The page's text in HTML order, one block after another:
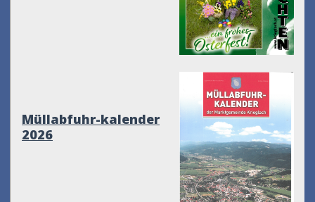
Müllabfuhr-kalender
2026